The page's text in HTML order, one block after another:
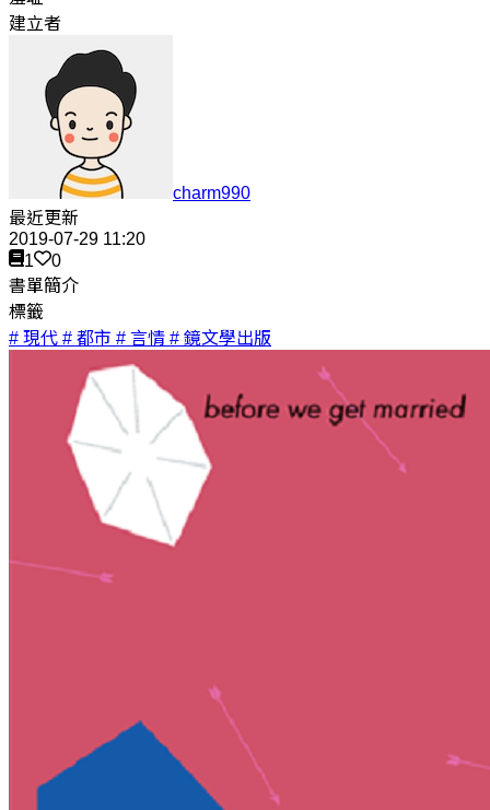
建立者
charm990
最近更新
2019-07-29 11:20
1
0
書單簡介
標籤
# 現代 # 都市 # 言情 # 鏡文學出版